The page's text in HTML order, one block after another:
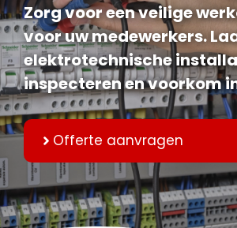
Zorg voor een veilige
voor uw medewerkers.
elektrotechnische
inspecteren en voorkom
Offerte aanvragen